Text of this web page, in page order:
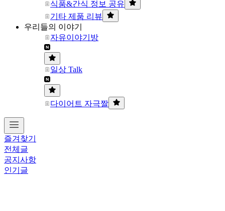
식품&간식 정보 공유
기타 제품 리뷰
우리들의 이야기
자유이야기방
일상 Talk
다이어트 자극짤
즐겨찾기
전체글
공지사항
인기글